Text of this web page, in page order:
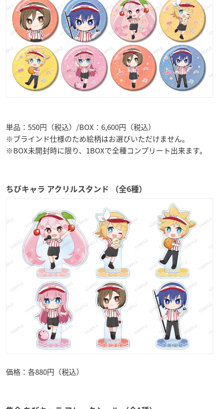
単品：550円（税込）/BOX：6,600円（税込）
※ブラインド仕様のため絵柄はお選びいただけません。
※BOX未開封時に限り、1BOXで全種コンプリート出来ます。
ちびキャラ アクリルスタンド （全6種）
価格：各880円（税込）